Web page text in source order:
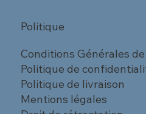
Politique
Conditions Générales
Politique de
Politique de livraison
Mentions légales